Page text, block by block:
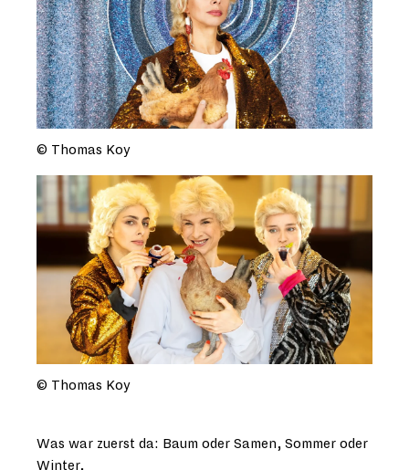
© Thomas Koy
© Thomas Koy
Was war zuerst da: Baum oder Samen, Sommer oder
Winter,